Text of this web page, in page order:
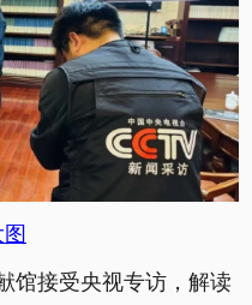
馆接受央视专访，解读